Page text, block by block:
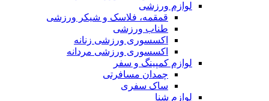
لوازم ورزشی
قمقمه، فلاسک و شیکر ورزشی
طناب ورزشی
اکسسوری ورزشی زنانه
اکسسوری ورزشی مردانه
لوازم کمپینگ و سفر
چمدان مسافرتی
ساک سفری
لوازم شنا